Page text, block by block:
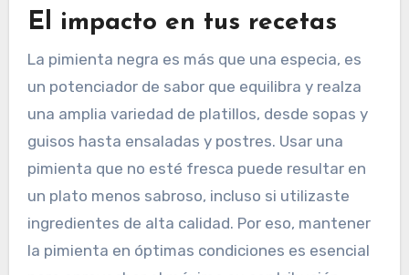
El impacto en tus recetas
La pimienta negra es más que una especia, es
un potenciador de sabor que equilibra y realza
una amplia variedad de platillos, desde sopas y
guisos hasta ensaladas y postres. Usar una
pimienta que no esté fresca puede resultar en
un plato menos sabroso, incluso si utilizaste
ingredientes de alta calidad. Por eso, mantener
la pimienta en óptimas condiciones es esencial